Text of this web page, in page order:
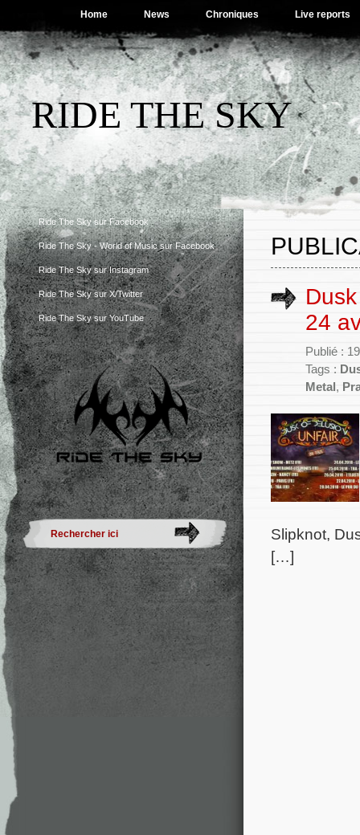
Home News Chroniques Live reports
RIDE THE SKY
Ride The Sky sur Facebook
Ride The Sky - World of Music sur Facebook
Ride The Sky sur Instagram
Ride The Sky sur X/Twitter
Ride The Sky sur YouTube
24
Publié :
Tags :
Metal ,
Slipknot,
[…]